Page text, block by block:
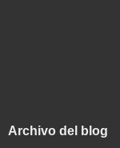
Archivo del blog